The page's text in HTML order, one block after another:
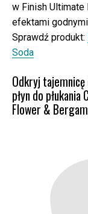
w Finish Ultimate
efektami
Sprawdź produkt:
Soda
Odkryj
płyn do
Flower &